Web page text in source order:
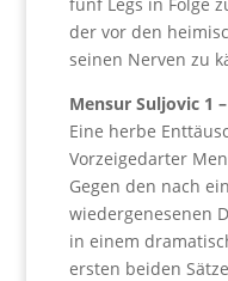
der vor den
seinen Nerven zu
Mensur Suljovic 1
Eine herbe
Vorzeigedarter
Gegen den nach
wiedergenesenen
in einem
ersten beiden